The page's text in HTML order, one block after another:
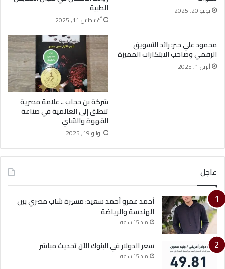
يوليو 20, 2025 الطبية
أغسطس 11, 2025
محمود علي جبر: رائد التسويق
الرقمي وصاحب الابتكارات المميزة
أبريل 1, 2025
شركة بن حجاب .. علامة مصرية
تنطلق إلى العالمية في صناعة
القهوة والشاي
يوليو 19, 2025
عاجل
أحمد عمرو أحمد سعيد: مسيرة شاب مصري بين
الهندسة والرياضة
منذ 15 ساعة
سعر الدولار في البنوك الآن تحديث مباشر
منذ 15 ساعة